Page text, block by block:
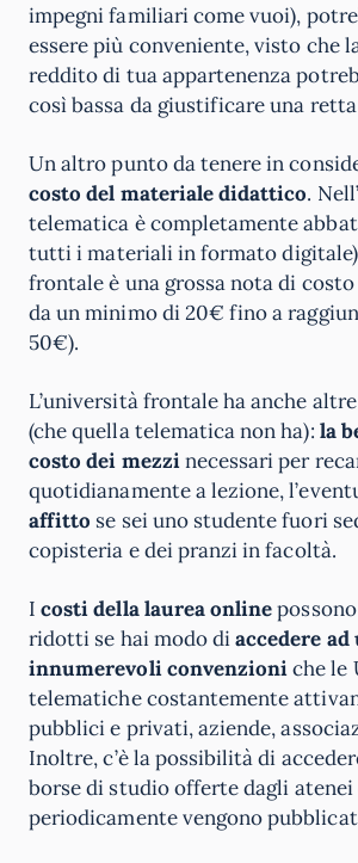
impegni familiari come vuoi),
essere più conveniente, visto che
reddito di tua appartenenza
così bassa da giustificare una
Un altro punto da tenere in
costo del materiale didattico.
telematica è completamente
tutti i materiali in formato
frontale è una grossa nota di
da un minimo di 20€ fino a
50€).
L’università frontale ha anche
(che quella telematica non ha): la
costo dei mezzinecessari per
quotidianamente a lezione,
affitto se sei uno studente fuori
copisteria e dei pranzi in facoltà.
Icosti della laurea online
ridotti se hai modo diaccedere ad
innumerevoli convenzioniche le
telematiche costantemente
pubblici e privati, aziende,
Inoltre, c’è la possibilità di
borse di studio offerte dagli atenei
periodicamente vengono